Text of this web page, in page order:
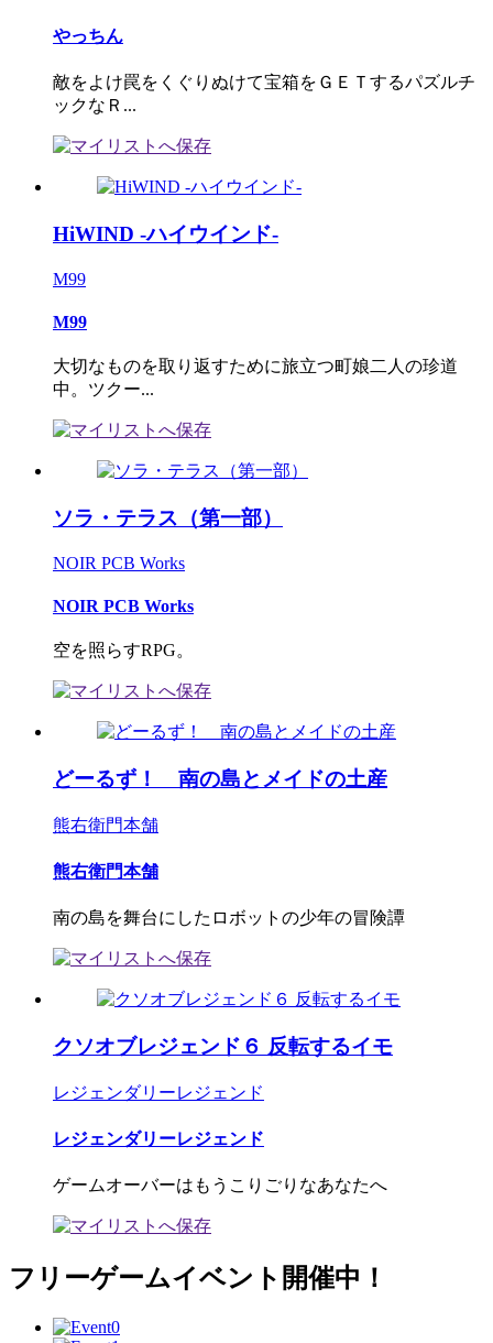
やっちん
敵をよけ罠をくぐりぬけて宝箱をＧＥＴするパズルチ
ックなＲ...
HiWIND -ハイウインド-
M99
M99
大切なものを取り返すために旅立つ町娘二人の珍道
中。ツクー...
ソラ・テラス（第一部）
NOIR PCB Works
NOIR PCB Works
空を照らすRPG。
どーるず！ 南の島とメイドの土産
熊右衛門本舗
熊右衛門本舗
南の島を舞台にしたロボットの少年の冒険譚
クソオブレジェンド６ 反転するイモ
レジェンダリーレジェンド
レジェンダリーレジェンド
ゲームオーバーはもうこりごりなあなたへ
フリーゲームイベント開催中！